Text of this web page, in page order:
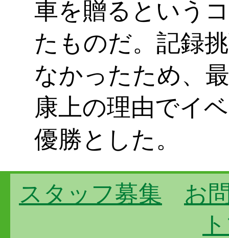
車を贈るという
たものだ。記録
なかったため、
康上の理由でイ
優勝とした。
スタッフ募集
お